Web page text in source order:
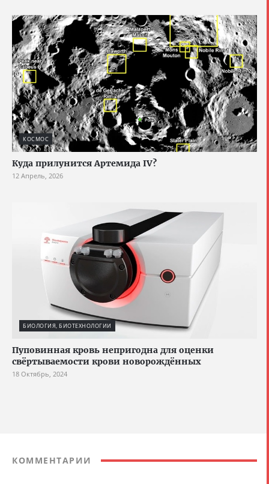
КОСМОС
Куда прилунится Артемида IV?
12 Апрель, 2026
БИОЛОГИЯ, БИОТЕХНОЛОГИИ
Пуповинная кровь непригодна для оценки
свёртываемости крови новорождённых
18 Октябрь, 2024
КОММЕНТАРИИ